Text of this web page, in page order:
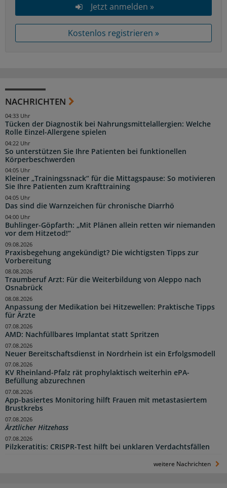
Jetzt anmelden »
Kostenlos registrieren »
NACHRICHTEN
Tücken der Diagnostik bei Nahrungsmittelallergien: Welche
Rolle Einzel-Allergene spielen
04:33 Uhr
So unterstützen Sie Ihre Patienten bei funktionellen
Körperbeschwerden
04:22 Uhr
Kleiner „Trainingssnack“ für die Mittagspause: So motivieren
Sie Ihre Patienten zum Krafttraining
04:05 Uhr
Das sind die Warnzeichen für chronische Diarrhö
04:05 Uhr
Buhlinger-Göpfarth: „Mit Plänen allein retten wir niemanden
vor dem Hitzetod!“
04:00 Uhr
Praxisbegehung angekündigt? Die wichtigsten Tipps zur
Vorbereitung
09.08.2026
Traumberuf Arzt: Für die Weiterbildung von Aleppo nach
Osnabrück
08.08.2026
Anpassung der Medikation bei Hitzewellen: Praktische Tipps
für Ärzte
08.08.2026
AMD: Nachfüllbares Implantat statt Spritzen
07.08.2026
Neuer Bereitschaftsdienst in Nordrhein ist ein Erfolgsmodell
07.08.2026
KV Rheinland-Pfalz rät prophylaktisch weiterhin ePA-
Befüllung abzurechnen
07.08.2026
App-basiertes Monitoring hilft Frauen mit metastasiertem
Brustkrebs
07.08.2026
Ärztlicher Hitzehass
07.08.2026
Pilzkeratitis: CRISPR-Test hilft bei unklaren Verdachtsfällen
07.08.2026
weitere Nachrichten